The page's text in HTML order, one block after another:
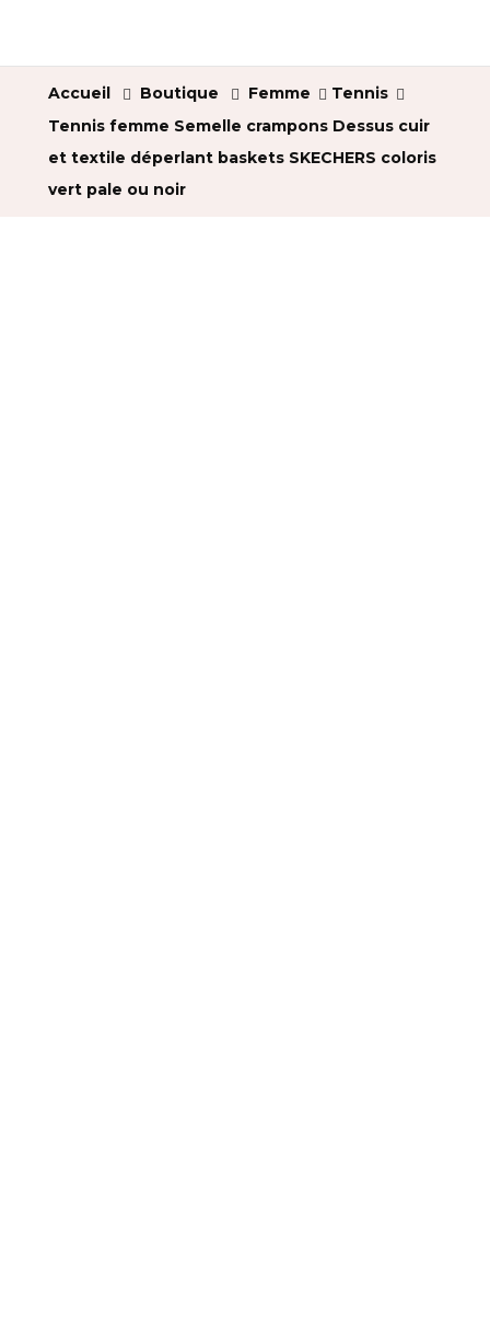
Accueil Boutique Femme
Tennis
Tennis femme Semelle crampons Dessus cuir
et textile déperlant baskets SKECHERS coloris
vert pale ou noir